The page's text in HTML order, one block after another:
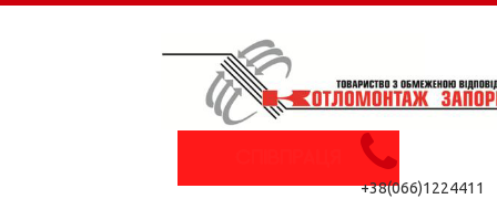
+38(066)1224411